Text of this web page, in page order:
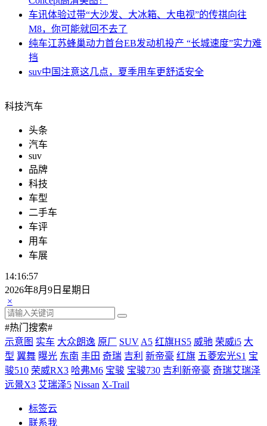
车讯体验过带“大沙发、大冰箱、大电视”的传祺向往
M8，你可能就回不去了
纯车江苏蜂巢动力首台EB发动机投产 “长城速度”实力难
挡
suv中国注意这几点，夏季用车更舒适安全
科技汽车
头条
汽车
suv
品牌
科技
车型
二手车
车评
用车
车展
14:16:57
2026年8月9日星期日
×
#热门搜索#
示意图 实车 大众朗逸 原厂 SUVA5 红旗HS5 威驰 荣威i5 大
型 翼舞 曝光 东南 丰田 奇瑞 吉利 新帝豪 红旗 五菱宏光S1 宝
骏510 荣威RX3 哈弗M6 宝骏 宝骏730 吉利新帝豪 奇瑞艾瑞泽
远景X3 艾瑞泽5 Nissan X-Trail
标签云
联系我